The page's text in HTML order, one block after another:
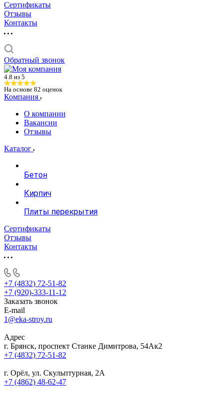
Сертификаты
Отзывы
Контакты
Обратный звонок
4.8 из 5
На основе 82 оценок
Компания
О компании
Вакансии
Отзывы
Каталог
Бетон
Кирпич
Плиты перекрытия
Сертификаты
Отзывы
Контакты
+7 (4832) 72-51-82
+7 (920)-333-11-12
Заказать звонок
E-mail
1@eka-stroy.ru
Адрес
г. Брянск, проспект Станке Димитрова, 54Ак2
+7 (4832) 72-51-82
г. Орёл, ул. Скульптурная, 2А
+7 (4862) 48-62-47